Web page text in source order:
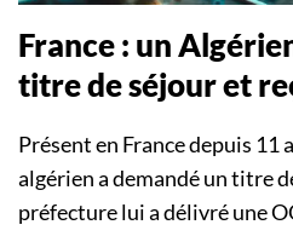
France : un
titre de séjour et
Présent en France depuis 11
algérien a demandé un titre
préfecture lui a délivré une